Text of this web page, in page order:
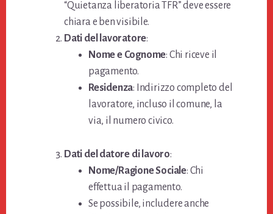
“Quietanza liberatoria TFR” deve essere
chiara e ben visibile.
Dati del lavoratore:
Nome e Cognome: Chi riceve il
pagamento.
Residenza: Indirizzo completo del
lavoratore, incluso il comune, la
via, il numero civico.
Dati del datore di lavoro:
Nome/Ragione Sociale: Chi
effettua il pagamento.
Se possibile, includere anche